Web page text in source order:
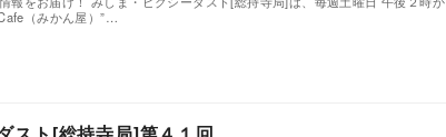
（みかん屋）”…